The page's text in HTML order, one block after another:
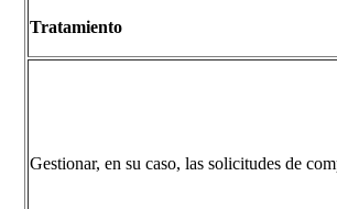
Tratamiento
Gestionar, en su caso, las solicitudes de